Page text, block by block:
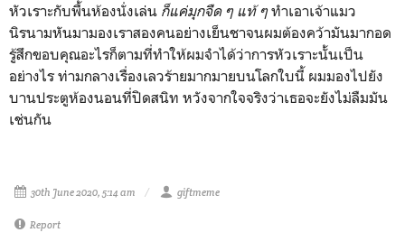
หัวเราะกับพื้นห้องนั่งเล่น ก็แค่มุกจืด ๆ แท้ ๆ ทำเอาเจ้าแมว
นิรนามหันมามองเราสองคนอย่างเย็นชาจนผมต้องคว้ามันมากอด
รู้สึกขอบคุณอะไรก็ตามที่ทำให้ผมจำได้ว่าการหัวเราะนั้นเป็น
อย่างไร ท่ามกลางเรื่องเลวร้ายมากมายบนโลกใบนี้ ผมมองไปยัง
บานประตูห้องนอนที่ปิดสนิท หวังจากใจจริงว่าเธอจะยังไม่ลืมมัน
เช่นกัน
30th June 2020, 5:14 am giftmeme
Report